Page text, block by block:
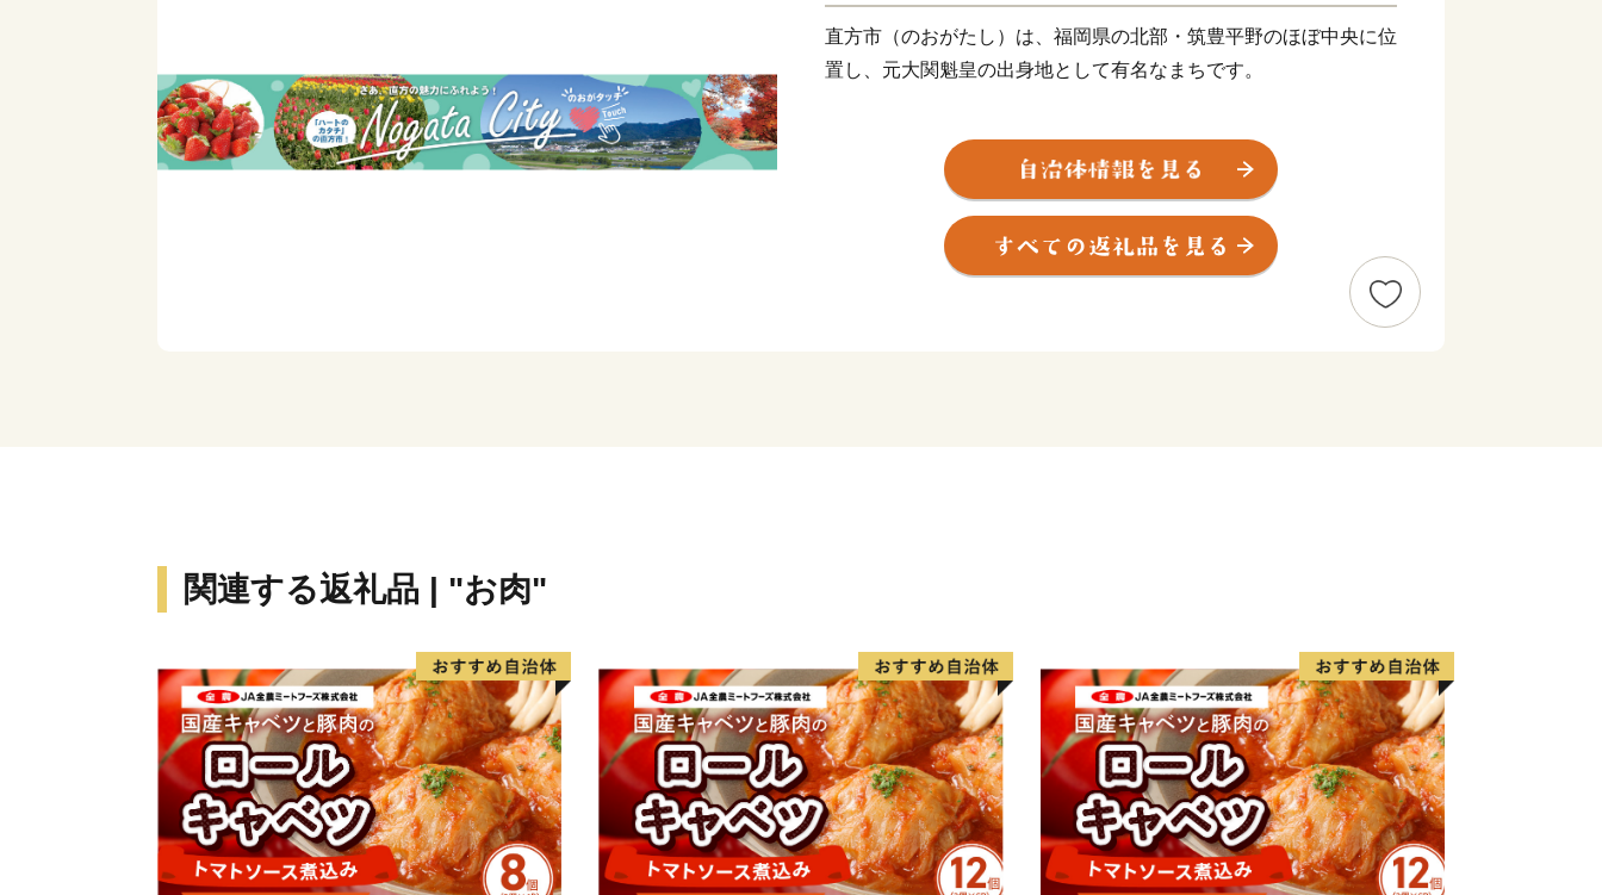
直方市（のおがたし）は、福岡県の北部・筑豊平野のほぼ中央に位
置し、元大関魁皇の出身地として有名なまちです。
父なる福智山と母なる遠賀川に代表される豊かな自然に恵まれ、春
には約13万本のチューリップが咲き誇ります。また、江戸時代は
直方藩の城下町として、明治以降は石炭業や鉄工業で筑豊炭田の中
心都市として栄えるなど、深い歴史も息づいています。
自然と歴史が織り成す直方市。あなたの温かいご支援を、心よりお
関連する返礼品 | "お肉"